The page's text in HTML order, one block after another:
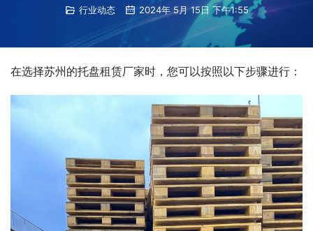
行业动态 2024年 5月 15日 下午1:55
在选择苏州的托盘租赁厂家时，您可以按照以下步骤进行：